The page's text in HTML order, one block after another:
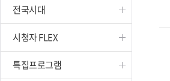
전국시대
시청자 FLEX
특집프로그램